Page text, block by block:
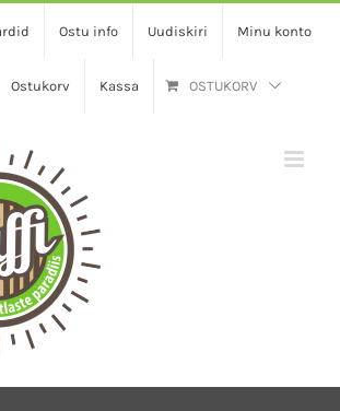
Ostu info Uudiskiri Minu konto
Ostukorv Kassa OSTUKORV